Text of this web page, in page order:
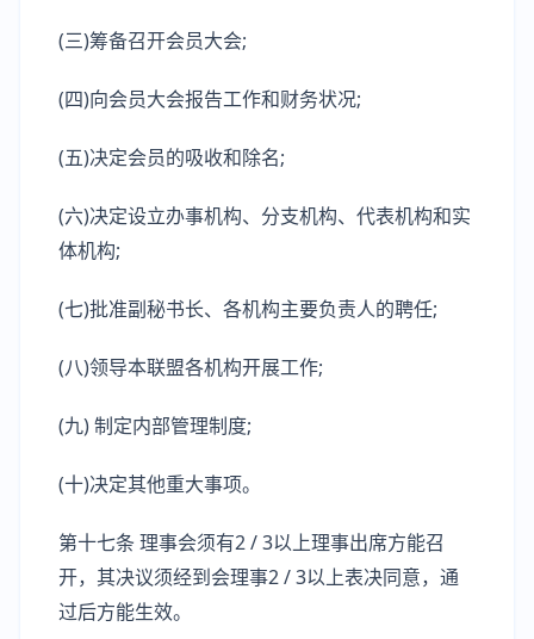
(三)筹备召开会员大会;
(四)向会员大会报告工作和财务状况;
(五)决定会员的吸收和除名;
(六)决定设立办事机构、分支机构、代表机构和实
体机构;
(七)批准副秘书长、各机构主要负责人的聘任;
(八)领导本联盟各机构开展工作;
(九) 制定内部管理制度;
(十)决定其他重大事项。
第十七条 理事会须有2 / 3以上理事出席方能召
开，其决议须经到会理事2 / 3以上表决同意，通
过后方能生效。